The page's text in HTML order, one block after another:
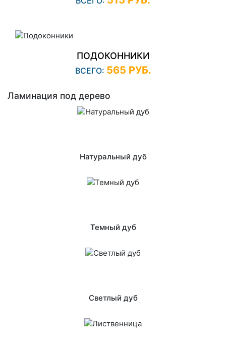
ПОДОКОННИКИ
ВСЕГО: 565 РУБ.
Ламинация под дерево
Натуральный дуб
Темный дуб
Светлый дуб